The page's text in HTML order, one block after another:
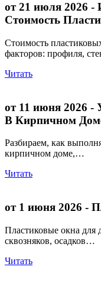
от 21 июля 2026 -
Стоимость
Стоимость
факторов: профиля,
Читать
от 11 июня 2026 -
В Кирпичном
Разбираем, как
кирпичном доме,…
Читать
от 1 июня 2026 -
Пластиковые окна для
сквозняков, осадков…
Читать